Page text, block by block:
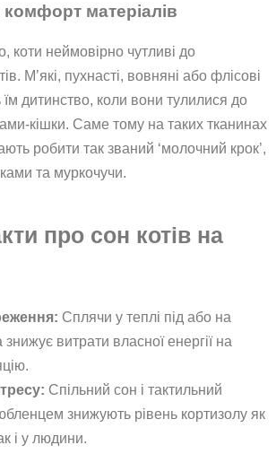
комфорт матеріалів
коти неймовірно чутливі до
М’які, пухнасті, вовняні або флісові
дитинство, коли вони тулилися до
кішки. Саме тому на таких тканинах
робити так званий ‘молочний крок’,
та муркочучи.
про сон котів на
Сплячи у теплі під або на
знижує витрати власної енергії на
Спільний сон і тактильний
знижують рівень кортизолу як
і у людини.